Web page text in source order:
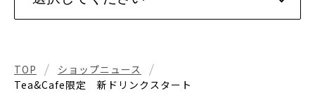
TOP
ショップニュース
Tea&Cafe限定 新ドリンクスタート